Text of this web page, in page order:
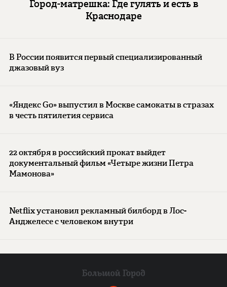
Город-матрешка: Где гулять и есть в
Краснодаре
В России появится первый специализированный
джазовый вуз
«Яндекс Go» выпустил в Москве самокаты в стразах
в честь пятилетия сервиса
22 октября в российский прокат выйдет
документальный фильм «Четыре жизни Петра
Мамонова»
Netflix установил рекламный билборд в Лос-
Анджелесе с человеком внутри